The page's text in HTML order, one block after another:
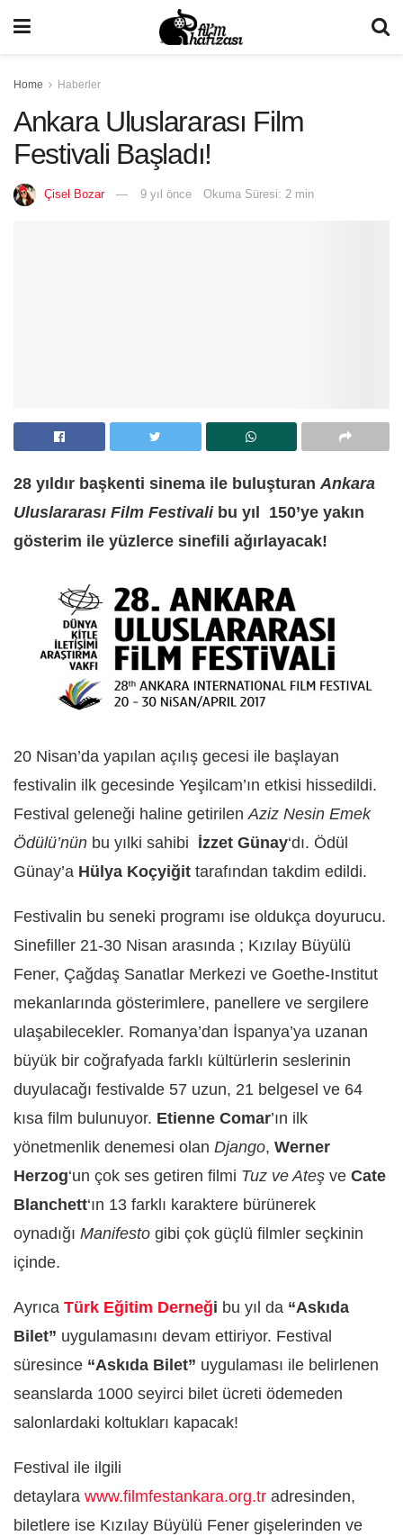
Home Haberler
Ankara Uluslararası Film
Festivali Başladı!
Çisel Bozar 9 yıl önce Okuma Süresi: 2 min
28 yıldır başkenti sinema ile buluşturan Ankara
Uluslararası Film Festivalibu yıl 150’ye yakın
gösterim ile yüzlerce sinefili ağırlayacak!
20 Nisan’da yapılan açılış gecesi ile başlayan
festivalin ilk gecesinde Yeşilcam’ın etkisi hissedildi.
Festival geleneği haline getirilenAziz Nesin Emek
Ödülü’nün bu yılki sahibi İzzet Günay‘dı. Ödül
Günay’a Hülya Koçyiğit tarafından takdim edildi.
Festivalin bu seneki programı ise oldukça doyurucu.
Sinefiller 21-30 Nisan arasında ; Kızılay Büyülü
Fener, Çağdaş Sanatlar Merkezi ve Goethe-Institut
mekanlarında gösterimlere, panellere ve sergilere
ulaşabilecekler. Romanya’dan İspanya’ya uzanan
büyük bir coğrafyada farklı kültürlerin seslerinin
duyulacağı festivalde 57 uzun, 21 belgesel ve 64
kısa film bulunuyor. Etienne Comar’ın ilk
yönetmenlik denemesi olan Django, Werner
Herzog‘un çok ses getiren filmi Tuz ve Ateş ve Cate
Blanchett‘ın 13 farklı karaktere bürünerek
oynadığı Manifesto gibi çok güçlü filmler seçkinin
içinde.
Ayrıca Türk Eğitim Derneği bu yıl da “Askıda
Bilet” uygulamasını devam ettiriyor. Festival
süresince “Askıda Bilet” uygulaması ile belirlenen
seanslarda 1000 seyirci bilet ücreti ödemeden
salonlardaki koltukları kapacak!
Festival ile ilgili
detaylara www.filmfestankara.org.tr adresinden,
biletlere ise Kızılay Büyülü Fener gişelerinden ve